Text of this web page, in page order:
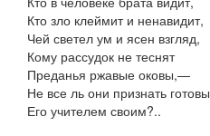
Кто зло клеймит и ненавидит,
Чей светел ум и ясен взгляд,
Кому рассудок не теснят
Преданья ржавые оковы,—
Не все ль они признать готовы
Его учителем своим?..